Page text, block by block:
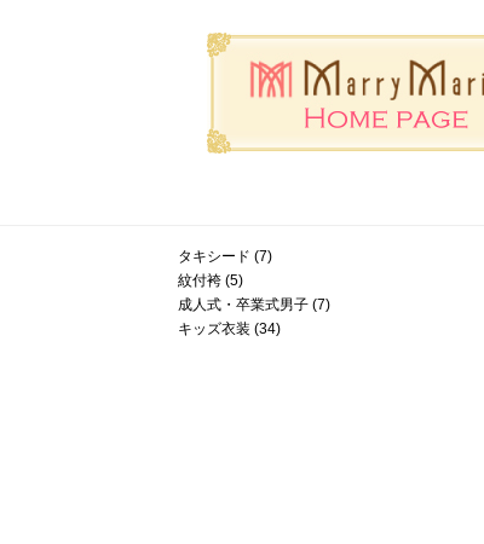
タキシード (7)
紋付袴(5)
成人式・卒業式男子(7)
キッズ衣装 (34)